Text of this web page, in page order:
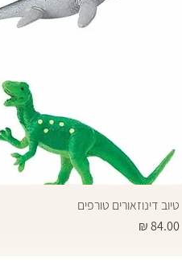
טיוב דינוזאורים טורפים
מחיר